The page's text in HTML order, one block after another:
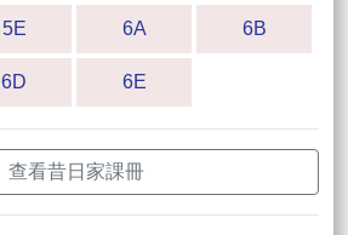
5E 6A 6B
6D 6E
查看昔日家課冊